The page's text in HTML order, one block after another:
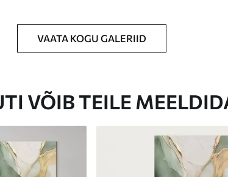
VAATA KOGU GALERIID
VÕIB TEILE